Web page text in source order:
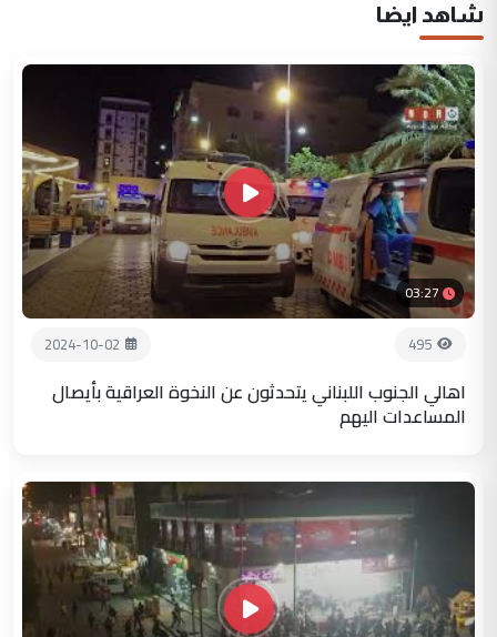
شاهد ايضا
03:27
495
2024-10-02
اهالي الجنوب اللبناني يتحدثون عن النخوة العراقية بأيصال
المساعدات اليهم